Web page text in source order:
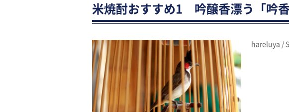
米焼酎おすすめ1 吟醸香漂う「吟香
hareluya /